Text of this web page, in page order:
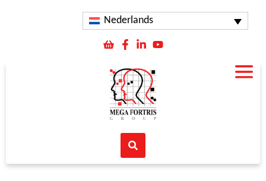
Nederlands